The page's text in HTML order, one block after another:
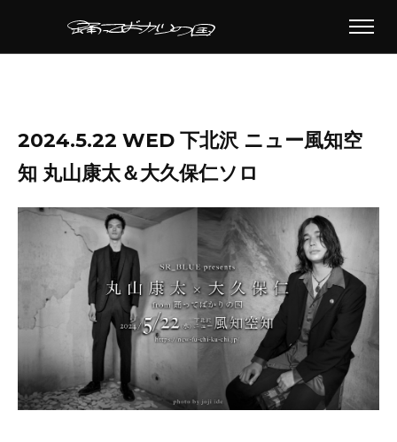
2024.5.22 WED 下北沢 ニュー風知空
知 丸山康太＆大久保仁ソロ